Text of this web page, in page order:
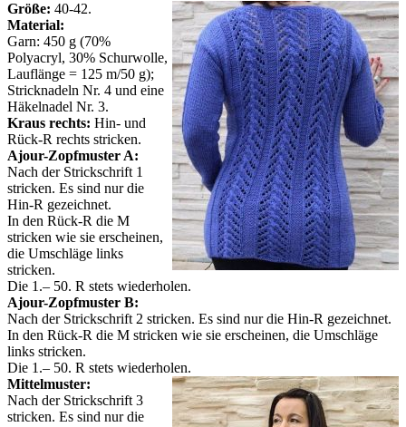
Größe: 40-42.
Material:
Garn: 450 g (70%
Polyacryl, 30% Schurwolle,
Lauflänge = 125 m/50 g);
Stricknadeln Nr. 4 und eine
Häkelnadel Nr. 3.
Kraus rechts: Hin- und
Rück-R rechts stricken.
Ajour-Zopfmuster A:
Nach der Strickschrift 1
stricken. Es sind nur die
Hin-R gezeichnet.
In den Rück-R die M
stricken wie sie erscheinen,
die Umschläge links
stricken.
Die 1.– 50. R stets wiederholen.
Ajour-Zopfmuster B:
Nach der Strickschrift 2 stricken. Es sind nur die Hin-R gezeichnet.
In den Rück-R die M stricken wie sie erscheinen, die Umschläge
links stricken.
Die 1.– 50. R stets wiederholen.
Mittelmuster:
Nach der Strickschrift 3
stricken. Es sind nur die